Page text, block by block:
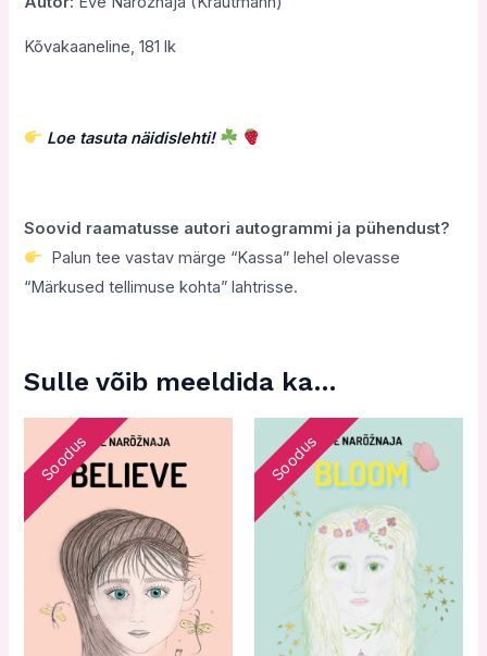
Kõvakaaneline, 181 lk
Loe tasuta näidislehti!
Soovid raamatusse autori autogrammi ja pühendust?
Palun tee vastav märge “Kassa” lehel olevasse
“Märkused tellimuse kohta” lahtrisse.
Sulle võib meeldida ka…
Soodus
Algne
hind
oli:
13,00€.
Current
price
is:
5,00€.
Soodus
Algne
hind
oli:
14,00€.
Current
price
is:
5,00€.